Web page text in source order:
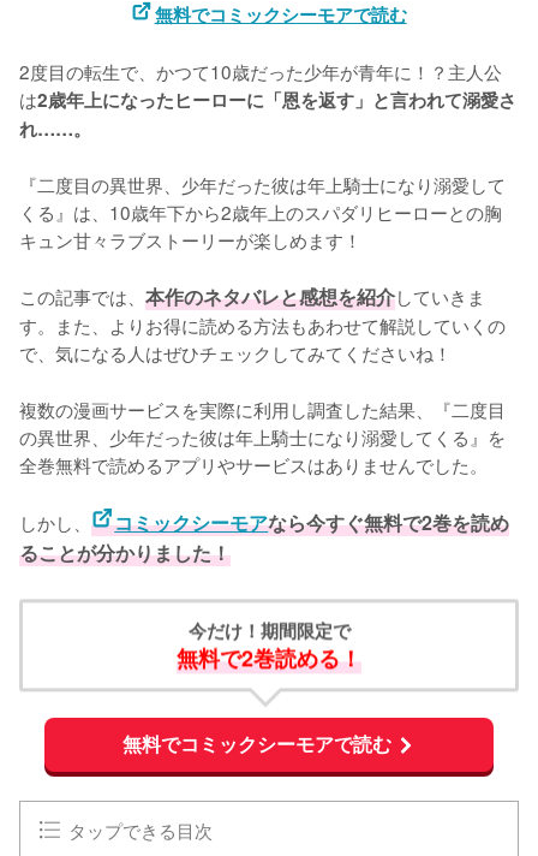
無料でコミックシーモアで読む
2度目の転生で、かつて10歳だった少年が青年に！？主人公
は2歳年上になったヒーローに「恩を返す」と言われて溺愛さ
れ……。
『二度目の異世界、少年だった彼は年上騎士になり溺愛して
くる』は、10歳年下から2歳年上のスパダリヒーローとの胸
キュン甘々ラブストーリーが楽しめます！
この記事では、 本作のネタバレと感想を紹介していきま
す。また、よりお得に読める方法もあわせて解説していくの
で、気になる人はぜひチェックしてみてくださいね！
複数の漫画サービスを実際に利用し調査した結果、『二度目
の異世界、少年だった彼は年上騎士になり溺愛してくる』を
全巻無料で読めるアプリやサービスはありませんでした。
しかし、 コミックシーモアなら今すぐ無料で2巻を読め
ることが分かりました！
今だけ！期間限定で
無料で2巻読める！
無料でコミックシーモアで読む
タップできる目次